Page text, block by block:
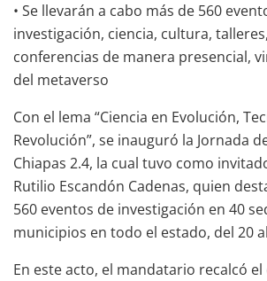
• Se llevarán a cabo más de 560
investigación, ciencia, cultura,
conferencias de manera presencial,
del metaverso
Con el lema “Ciencia en Evolución,
Revolución”, se inauguró la Jornada
Chiapas 2.4, la cual tuvo como
Rutilio Escandón Cadenas, quien
560 eventos de investigación en 40
municipios en todo el estado, del 20
En este acto, el mandatario recalcó